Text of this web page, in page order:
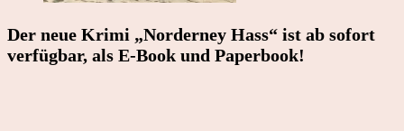
Der neue Krimi „Norderney Hass“ ist ab sofort
verfügbar, als E-Book und Paperbook!